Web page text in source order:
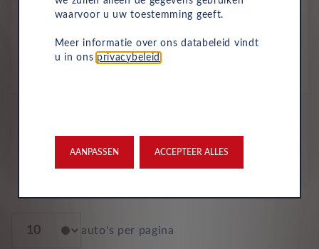
CUPRA Leon Sportstourer
Vz Tribe Edition 1.5 TSI e-Hybrid
DSG
Plug-In Hybride Automaat
897
auto's per pagina
waarvoor u uw toestemming geeft.
Meer informatie over ons databeleid vindt
u in ons privacybeleid
AANPASSEN ACCEPTEER ALLES